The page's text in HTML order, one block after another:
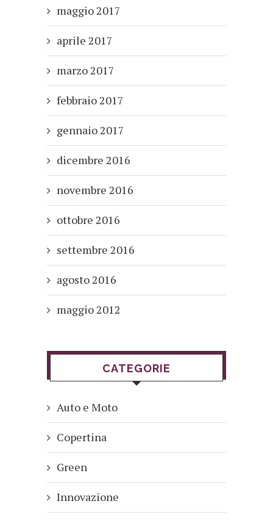
maggio 2017
aprile 2017
marzo 2017
febbraio 2017
gennaio 2017
dicembre 2016
novembre 2016
ottobre 2016
settembre 2016
agosto 2016
maggio 2012
CATEGORIE
Auto e Moto
Copertina
Green
Innovazione